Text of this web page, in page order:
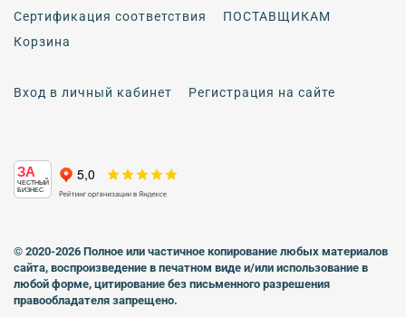
Сертификация соответствия
ПОСТАВЩИКАМ
Корзина
Вход в личный кабинет Регистрация на сайте
ЗА
ЧЕСТНЫЙ
БИЗНЕС
© 2020-2026 Полное или частичное копирование любых материалов
сайта, воспроизведение в печатном виде и/или использование в
любой форме, цитирование без письменного разрешения
правообладателя запрещено.